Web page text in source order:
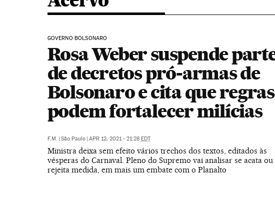
GOVERNO BOLSONARO
Rosa Weber suspende
de decretos pró-armas de
Bolsonaro e cita que regras
podem fortalecer milícias
F.M. | São Paulo | APR 12, 2021 - 21:28 EDT
Ministra deixa sem efeito vários trechos dos textos, editados às
vésperas do Carnaval. Pleno do Supremo vai analisar se acata ou
rejeita medida, em mais um embate com o Planalto